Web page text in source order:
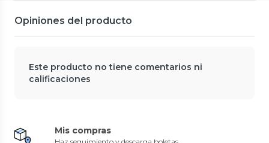
Opiniones del producto
Este producto no tiene comentarios ni
calificaciones
Mis compras